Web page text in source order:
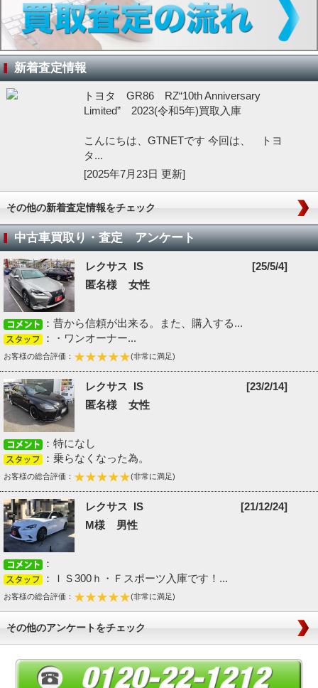
新着査定情報
トヨタ GR86 RZ“10th Anniversary
Limited” 2023(令和5年)買取入庫
こんにちは、GTNETです 今回は、 トヨ
タ...
[2025年7月23日 更新]
その他の新着査定情報をチェック
中古車買取り・査定 アンケート
レクサス IS
[25/5/4]
匿名様 女性
：昔から信頼が出来る。また、購入する...
：・ワンオーナー...
お客様の総合評価： (非常に満足)
レクサス IS
[23/2/14]
匿名様 女性
：特になし
：乗らなくなった為。
お客様の総合評価： (非常に満足)
レクサス IS
[21/12/24]
M様 男性
：
：ＩＳ300ｈ・Ｆスポーツ入庫です！...
お客様の総合評価： (非常に満足)
その他のアンケートをチェック